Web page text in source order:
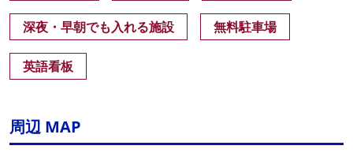
深夜・早朝でも入れる施設 無料駐車場
英語看板
周辺 MAP